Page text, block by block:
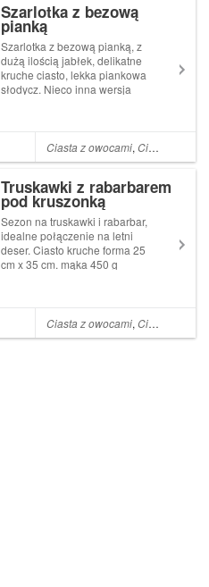
Szarlotka z bezową
pianką
Szarlotka z bezową pianką, z
dużą ilością jabłek, delikatne
kruche ciasto, lekka piankowa
słodycz. Nieco inna wersja
popołudnie, do ciepłej kawy.
Ciasto na formę 25 x 35 cm
Ciasta z owocami,Ciasta kruche i półkruche
Truskawki z rabarbarem
pod kruszonką
Sezon na truskawki i rabarbar,
idealne połączenie na letni
deser. Ciasto kruche forma 25
cm x 35 cm. mąka 450 g
składniki zagnieść w kulę
elastycznego ciasta, po...
Ciasta z owocami,Ciasta kruche i półkruche